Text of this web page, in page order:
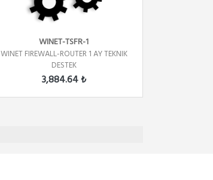
WINET-TSFR-1
WINET FIREWALL-ROUTER 1 AY TEKNIK
DESTEK
3,884.64 ₺